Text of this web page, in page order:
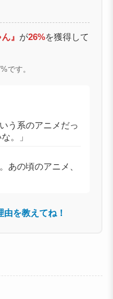
』 が26%を獲得して
です。
う系のアニメだっ
。」
あの頃のアニメ、
を教えてね！